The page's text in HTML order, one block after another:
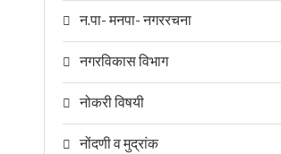
न.पा- मनपा- नगररचना
नगरविकास विभाग
नोकरी विषयी
नोंदणी व मुद्रांक